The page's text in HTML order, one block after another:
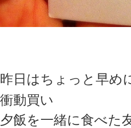
昨日はちょっと早め
衝動買い
夕飯を一緒に食べた